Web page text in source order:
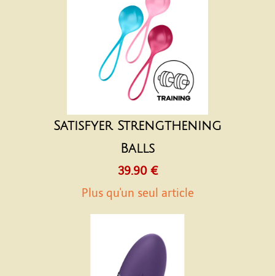
Satisfyer Strengthening
Balls
39.90 €
Plus qu'un seul article